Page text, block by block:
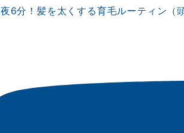
夜6分！髪を太くする育毛ルーティン（